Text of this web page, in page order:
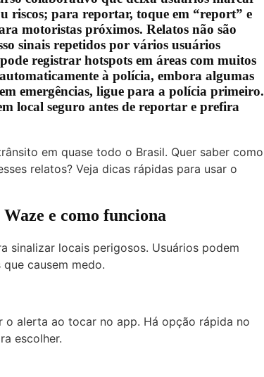
riscos; para reportar, toque em “report” e
motoristas próximos. Relatos não são
sinais repetidos por vários usuários
registrar hotspots em áreas com muitos
à polícia, embora algumas
emergências, ligue para a polícia primeiro.
local seguro antes de reportar e prefira
em quase todo o Brasil. Quer saber como
relatos? Veja dicas rápidas para usar o
e como funciona
sinalizar locais perigosos. Usuários podem
causem medo.
o alerta ao tocar no app. Há opção rápida no
escolher.